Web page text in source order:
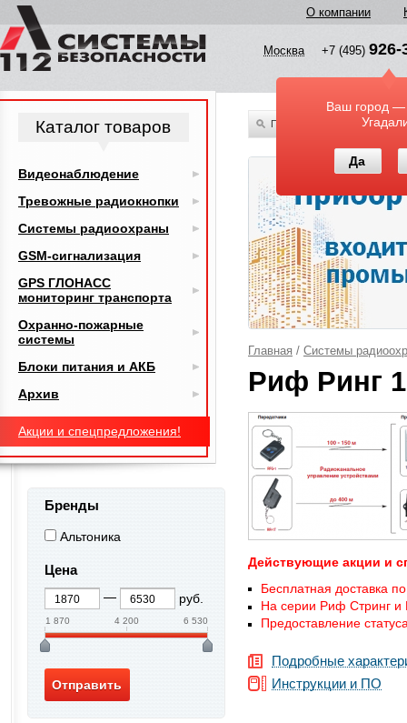
О компании
Москва +7 (495) 926-
Ваш город —
Да
По всему каталогу
Главная / Системы
Риф Ринг
Действующие акции и
Бесплатная доставка
На серии Риф Стринг и
Предоставление
Подробные
Инструкции и ПО
Каталог товаров
Видеонаблюдение
Тревожные радиокнопки
Системы радиоохраны
GSM-сигнализация
GPS ГЛОНАСС
мониторинг транспорта
Охранно-пожарные
системы
Блоки питания и АКБ
Архив
Акции и спецпредложения!
Бренды
Альтоника
Цена
руб.
1 870 4 200 6 530